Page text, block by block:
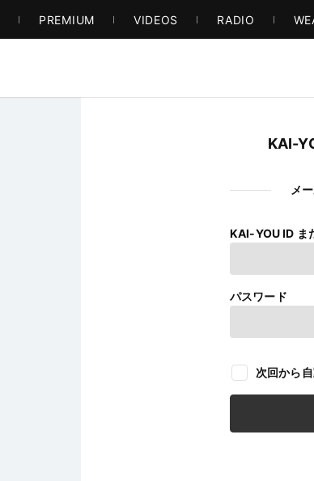
PREMIUM VIDEOS RADIO
KAI-
メ
KAI-YOU ID ま
パスワード
次回から